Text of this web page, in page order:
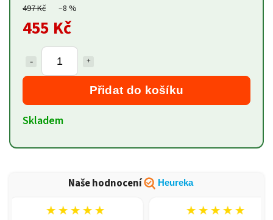
497 Kč –8 %
455 Kč
Přidat do košíku
Skladem
Naše hodnocení Heureka
★★★★★ ★★★★★